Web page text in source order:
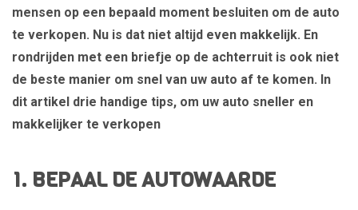
mensen op een bepaald moment besluiten om de auto
te verkopen. Nu is dat niet altijd even makkelijk. En
rondrijden met een briefje op de achterruit is ook niet
de beste manier om snel van uw auto af te komen. In
dit artikel drie handige tips, om uw auto sneller en
makkelijker te verkopen
1. BEPAAL DE AUTOWAARDE